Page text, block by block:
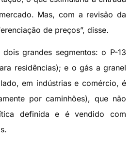
Mas, com a revisão da
de preços”, disse.
grandes segmentos: o P-13
residências); e o gás a granel
em indústrias e comércio, é
por caminhões), que não
definida e é vendido com